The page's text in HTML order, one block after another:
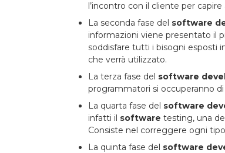
l’incontro con il cliente per
La seconda fase del software
informazioni viene presentato il
soddisfare tutti i bisogni esposti
che verrà utilizzato.
La terza fase del software
programmatori si occuperanno
La quarta fase del software
infatti il software testing, una
Consiste nel correggere ogni
La quinta fase del software